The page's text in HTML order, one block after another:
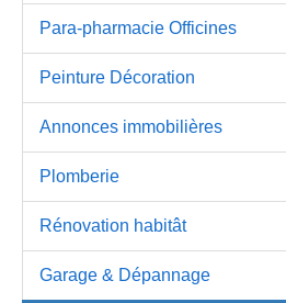
Para-pharmacie Officines
Peinture Décoration
Annonces immobilières
Plomberie
Rénovation habitât
Garage & Dépannage